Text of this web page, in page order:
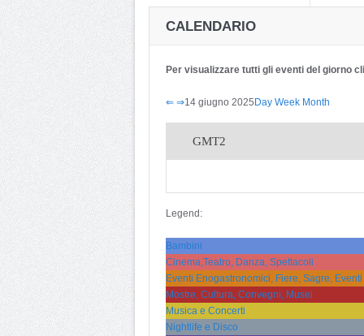
CALENDARIO
Per visualizzare tutti gli eventi del giorno
⇐ ⇒14 giugno 2025 Day Week Month
GMT2
Legend:
Bambini
Cinema,Teatro, Danza, Spettacoli
Eventi Enogastronomici, Fiere, Sagre,
Mostre, Cultura, Convegni, Musei
Musica e Concerti
Nightlife e Disco